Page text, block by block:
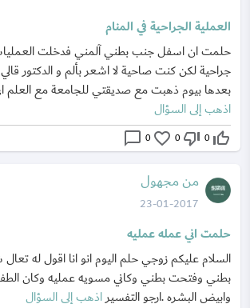
العملية الجراحية في المنام
حلمت ان اسفل جنب بطني آلمني فدخلت
جراحية لكن كنت صاحية لا اشعر بألم و الدكتور
بعدها بيوم ذهبت مع صديقتي للجامعة مع العلم
اذهب إلى السؤال
thumb_up_off_alt
0
thumb_down_off_alt
0
favorite_border
0
chat_bubble_outline
من مجهول
23-01-2017
حلمت اني عمله عمليه
السلام عليكم زوجي حلم اليوم انو انا اقول له
بطني وفتحت بطني وكاني مسويه عمليه وكان
وابيض البشره .ارجو التفسيراذهب إلى السؤال